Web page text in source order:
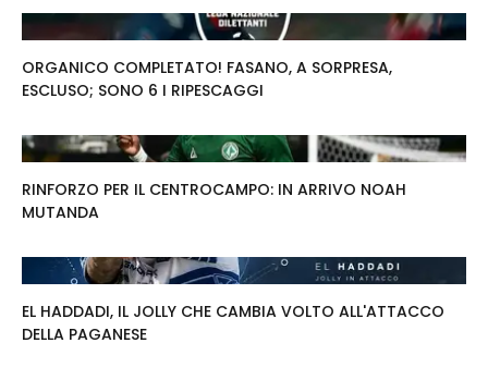
ORGANICO COMPLETATO! FASANO, A SORPRESA,
ESCLUSO; SONO 6 I RIPESCAGGI
RINFORZO PER IL CENTROCAMPO: IN ARRIVO NOAH
MUTANDA
EL HADDADI, IL JOLLY CHE CAMBIA VOLTO ALL'ATTACCO
DELLA PAGANESE